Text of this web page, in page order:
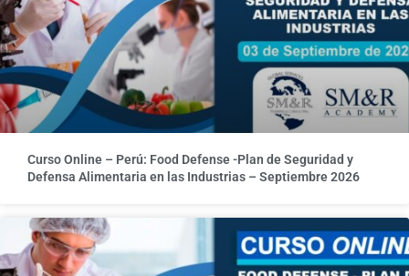
Curso Online – Perú: Food Defense -Plan de Seguridad y
Defensa Alimentaria en las Industrias – Septiembre 2026